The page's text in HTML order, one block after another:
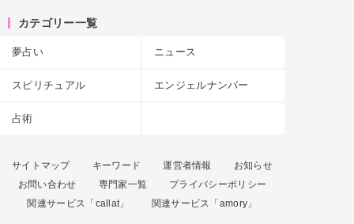
カテゴリー一覧
夢占い ニュース
スピリチュアル エンジェルナンバー
占術
サイトマップ キーワード 運営者情報
お知らせ
お問い合わせ
専門家一覧
プライバシーポリシー
関連サービス「callat」
関連サービス「amory」